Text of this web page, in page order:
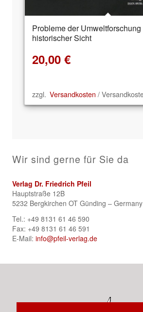
Probleme der Umweltforschung
historischer Sicht
20,00 €
zzgl. Versandkosten /
Wir sind gerne für Sie da
Verlag Dr. Friedrich Pfeil
Hauptstraße 12B
5232 Bergkirchen OT Günding – Germany
Tel.: +49 8131 61 46 590
Fax: +49 8131 61 46 591
E-Mail: info@pfeil-verlag.de